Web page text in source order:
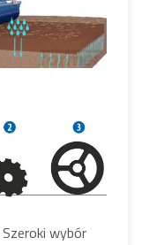
Szeroki wybór